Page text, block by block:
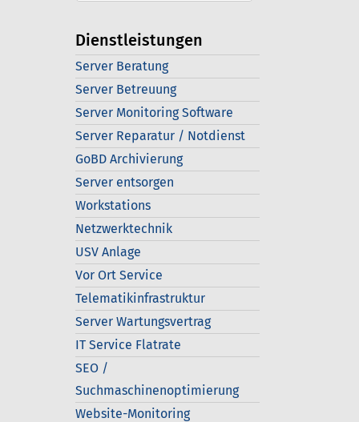
Dienstleistungen
Server Beratung
Server Betreuung
Server Monitoring Software
Server Reparatur / Notdienst
GoBD Archivierung
Server entsorgen
Workstations
Netzwerktechnik
USV Anlage
Vor Ort Service
Telematikinfrastruktur
Server Wartungsvertrag
IT Service Flatrate
SEO /
Suchmaschinenoptimierung
Website-Monitoring